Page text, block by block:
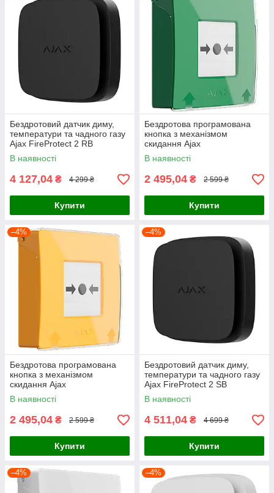
Бездротовий датчик диму,
температури та чадного газу
Ajax FireProtect 2 RB
(Heat/Smoke/CO) (8EU) Black
В наявності
4 127,04 ₴ 4 299 ₴
Купити
Бездротова програмована
кнопка з механізмом
скидання Ajax
ManualCallPoint Jeweller
Green
В наявності
2 495,04 ₴ 2 599 ₴
Купити
–4%
Бездротова програмована
кнопка з механізмом
скидання Ajax
ManualCallPoint Jeweller
Yellow
В наявності
2 495,04 ₴ 2 599 ₴
Купити
–4%
Бездротовий датчик диму,
температури та чадного газу
Ajax FireProtect 2 SB
(Heat/Smoke/CO) (8EU) Black
В наявності
4 511,04 ₴ 4 699 ₴
Купити
–4% –4%